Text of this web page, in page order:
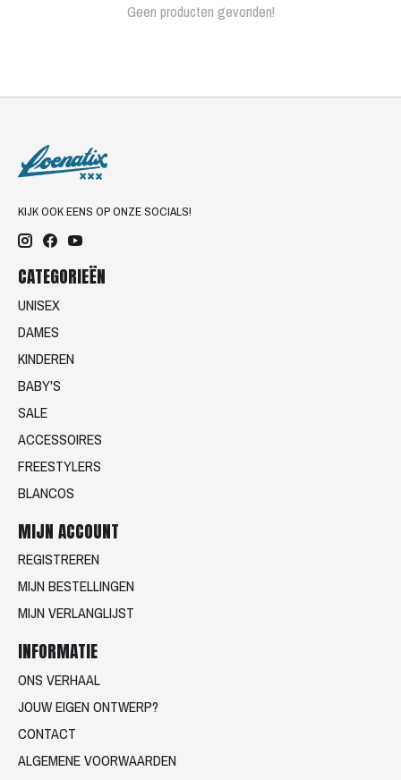
Geen producten gevonden!
KIJK OOK EENS OP ONZE SOCIALS!
CATEGORIEËN
UNISEX
DAMES
KINDEREN
BABY'S
SALE
ACCESSOIRES
FREESTYLERS
BLANCOS
MIJN ACCOUNT
REGISTREREN
MIJN BESTELLINGEN
MIJN VERLANGLIJST
INFORMATIE
ONS VERHAAL
JOUW EIGEN ONTWERP?
CONTACT
ALGEMENE VOORWAARDEN